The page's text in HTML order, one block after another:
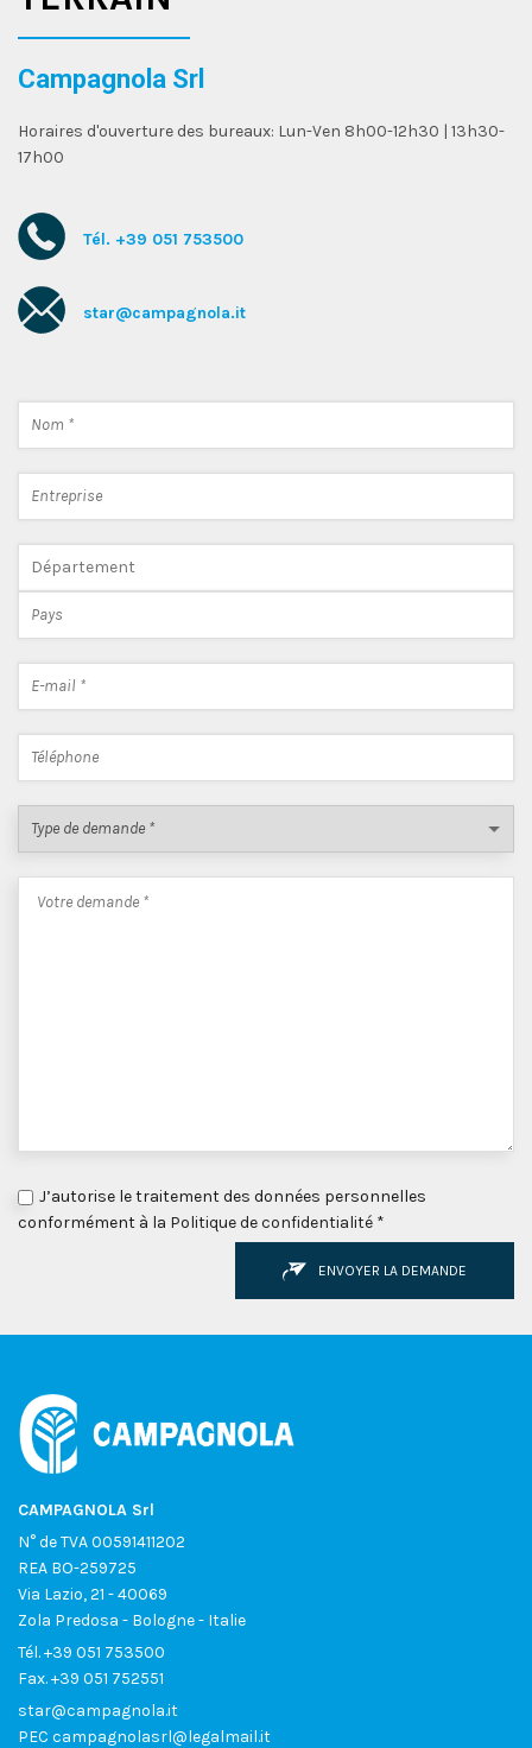
Campagnola Srl
Horaires d'ouverture des bureaux: Lun-Ven 8h00-12h30 | 13h30-
17h00
Tél. +39 051 753500
star@campagnola.it
J’autorise le traitement des données personnelles
conformément à la Politique de confidentialité *
ENVOYER LA DEMANDE
CAMPAGNOLA Srl
N° de TVA 00591411202
REA BO-259725
Via Lazio, 21 - 40069
Zola Predosa - Bologne - Italie
Tél.+39 051 753500
Fax. +39 051 752551
star@campagnola.it
PEC campagnolasrl@legalmail.it